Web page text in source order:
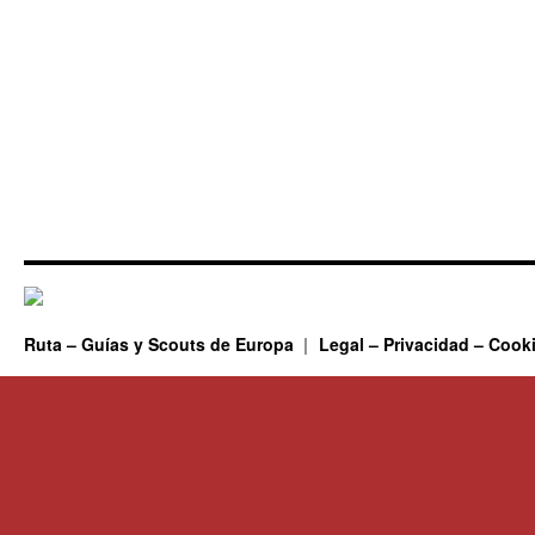
Ruta – Guías y Scouts de Europa Legal – Privacidad –